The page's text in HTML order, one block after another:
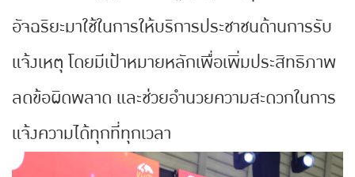
อัจฉริยะมาใช้ในการให้บริการประชาชนด้านการรับ
แจ้งเหตุ โดยมีเป้าหมายหลักเพื่อเพิ่มประสิทธิภาพ
ลดข้อผิดพลาด และช่วยอำนวยความสะดวกในการ
แจ้งความได้ทุกที่ทุกเวลา